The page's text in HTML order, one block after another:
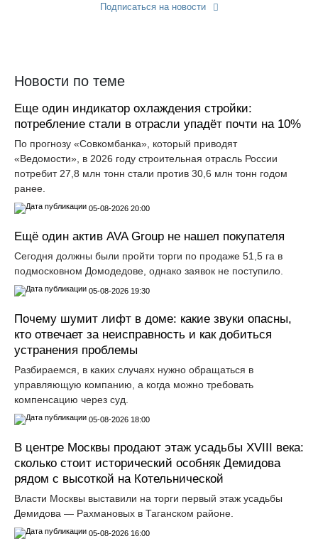
Подписаться на новости
Новости по теме
Еще один индикатор охлаждения стройки:
потребление стали в отрасли упадёт почти на 10%
По прогнозу «Совкомбанка», который приводят
«Ведомости», в 2026 году строительная отрасль России
потребит 27,8 млн тонн стали против 30,6 млн тонн годом
ранее.
05-08-2026 20:00
Ещё один актив AVA Group не нашел покупателя
Сегодня должны были пройти торги по продаже 51,5 га в
подмосковном Домодедове, однако заявок не поступило.
05-08-2026 19:30
Почему шумит лифт в доме: какие звуки опасны,
кто отвечает за неисправность и как добиться
устранения проблемы
Разбираемся, в каких случаях нужно обращаться в
управляющую компанию, а когда можно требовать
компенсацию через суд.
05-08-2026 18:00
В центре Москвы продают этаж усадьбы XVIII века:
сколько стоит исторический особняк Демидова
рядом с высоткой на Котельнической
Власти Москвы выставили на торги первый этаж усадьбы
Демидова — Рахмановых в Таганском районе.
05-08-2026 16:00